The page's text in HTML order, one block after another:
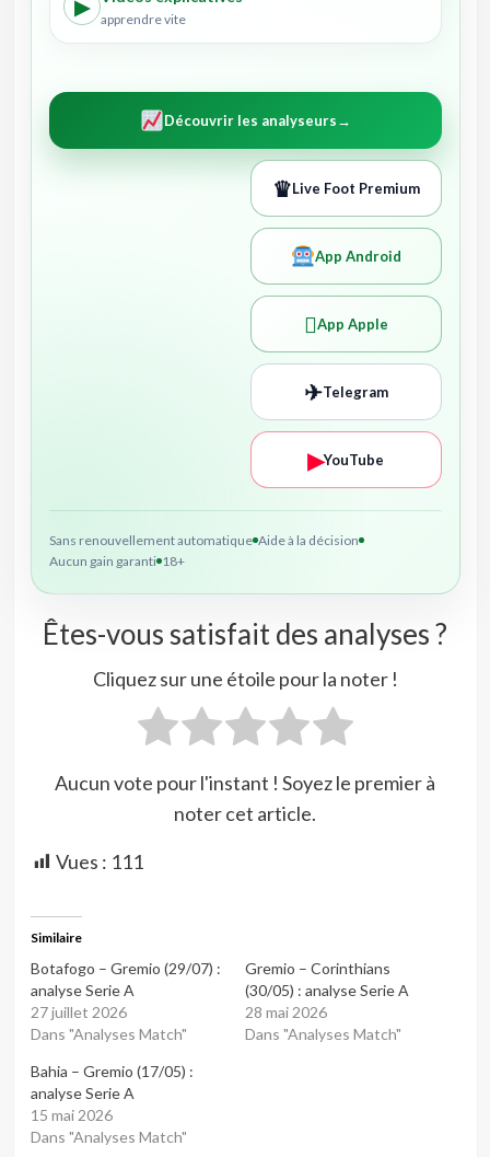
▶
apprendre vite
Découvrir les analyseurs→
♛Live Foot Premium
App Android
App Apple
✈Telegram
▶YouTube
Sans renouvellement automatique Aide à la décision
Aucun gain garanti 18+
Êtes-vous satisfait des analyses ?
Cliquez sur une étoile pour la noter !
Aucun vote pour l'instant ! Soyez le premier à
noter cet article.
Vues : 111
Similaire
Botafogo – Gremio (29/07) :
analyse Serie A
27 juillet 2026
Dans "Analyses Match"
Gremio – Corinthians
(30/05) : analyse Serie A
28 mai 2026
Dans "Analyses Match"
Bahia – Gremio (17/05) :
analyse Serie A
15 mai 2026
Dans "Analyses Match"